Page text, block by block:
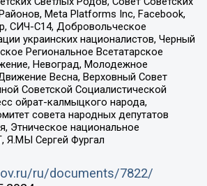
Meta Platforms Inc, Facebook,
СИЧ-С14, Добровольческое
украинских националистов, Черный
Региональное Всетатарское
Невоград, Молодежное
Весна, Верховный Совет
Советской Социалистической
ойрат-калмыцкого народа,
совета народных депутатов
Этническое национальное
Я.МЫ Сергей Фургал
ru/documents/7822/